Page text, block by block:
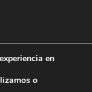
en
o